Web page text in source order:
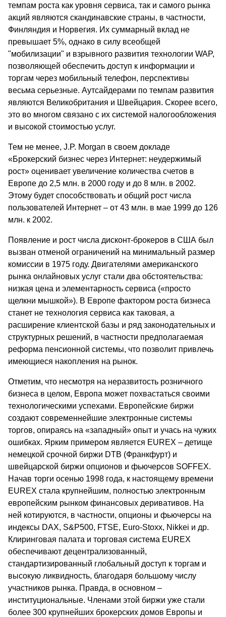
темпам роста как уровня сервиса, так и самого рынка
акций являются скандинавские страны, в частности,
Финляндия и Норвегия. Их суммарный вклад не
превышает 5%, однако в силу всеобщей
"мобилизации" и взрывного развития технологии WAP,
позволяющей обеспечить доступ к информации и
торгам через мобильный телефон, перспективы
весьма серьезные. Аутсайдерами по темпам развития
являются Великобритания и Швейцария. Скорее всего,
это во многом связано с их системой налогообложения
и высокой стоимостью услуг.
Тем не менее, J.P. Morgan в своем докладе
«Брокерский бизнес через Интернет: неудержимый
рост» оценивает увеличение количества счетов в
Европе до 2,5 млн. в 2000 году и до 8 млн. в 2002.
Этому будет способствовать и общий рост числа
пользователей Интернет – от 43 млн. в мае 1999 до 126
млн. к 2002.
Появление и рост числа дисконт-брокеров в США был
вызван отменой ограничений на минимальный размер
комиссии в 1975 году. Двигателями американского
рынка онлайновых услуг стали два обстоятельства:
низкая цена и элементарность сервиса («просто
щелкни мышкой»). В Европе фактором роста бизнеса
станет не технология сервиса как таковая, а
расширение клиентской базы и ряд законодательных и
структурных решений, в частности предполагаемая
реформа пенсионной системы, что позволит привлечь
имеющиеся накопления на рынок.
Отметим, что несмотря на неразвитость розничного
бизнеса в целом, Европа может похвастаться своими
технологическими успехами. Европейские биржи
создают современнейшие электронные системы
торгов, опираясь на «западный» опыт и учась на чужих
ошибках. Ярким примером является EUREX – детище
немецкой срочной биржи DTB (Франкфурт) и
швейцарской биржи опционов и фьючерсов SOFFEX.
Начав торги осенью 1998 года, к настоящему времени
EUREX стала крупнейшим, полностью электронным
европейским рынком финансовых деривативов. На
ней котируются, в частности, опционы и фьючерсы на
индексы DAX, S&P500, FTSE, Euro-Stoxx, Nikkei и др.
Клиринговая палата и торговая система EUREX
обеспечивают децентрализованный,
стандартизированный глобальный доступ к торгам и
высокую ликвидность, благодаря большому числу
участников рынка. Правда, в основном –
институциональные. Членами этой биржи уже стали
более 300 крупнейших брокерских домов Европы и